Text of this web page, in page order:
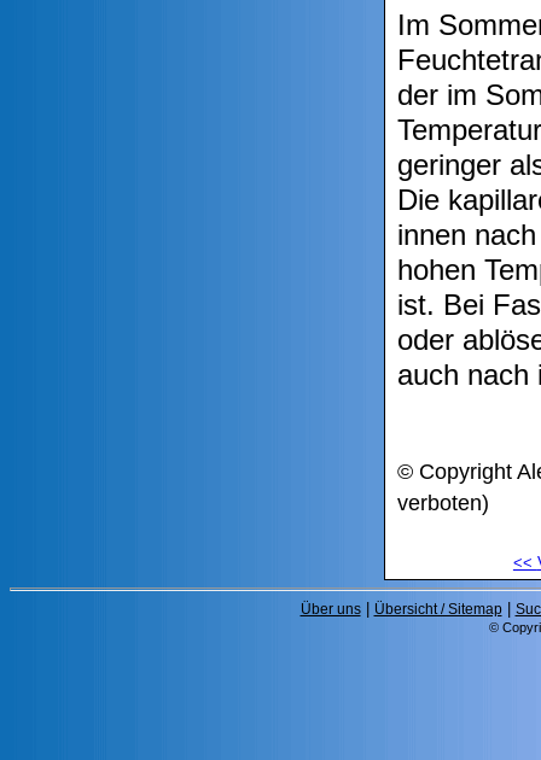
Im
der im
geringer
Die
innen
hohen
ist. Bei
oder
auch nach
© Copyright
verboten)
<<
Über uns| Übersicht / Sitemap|
©